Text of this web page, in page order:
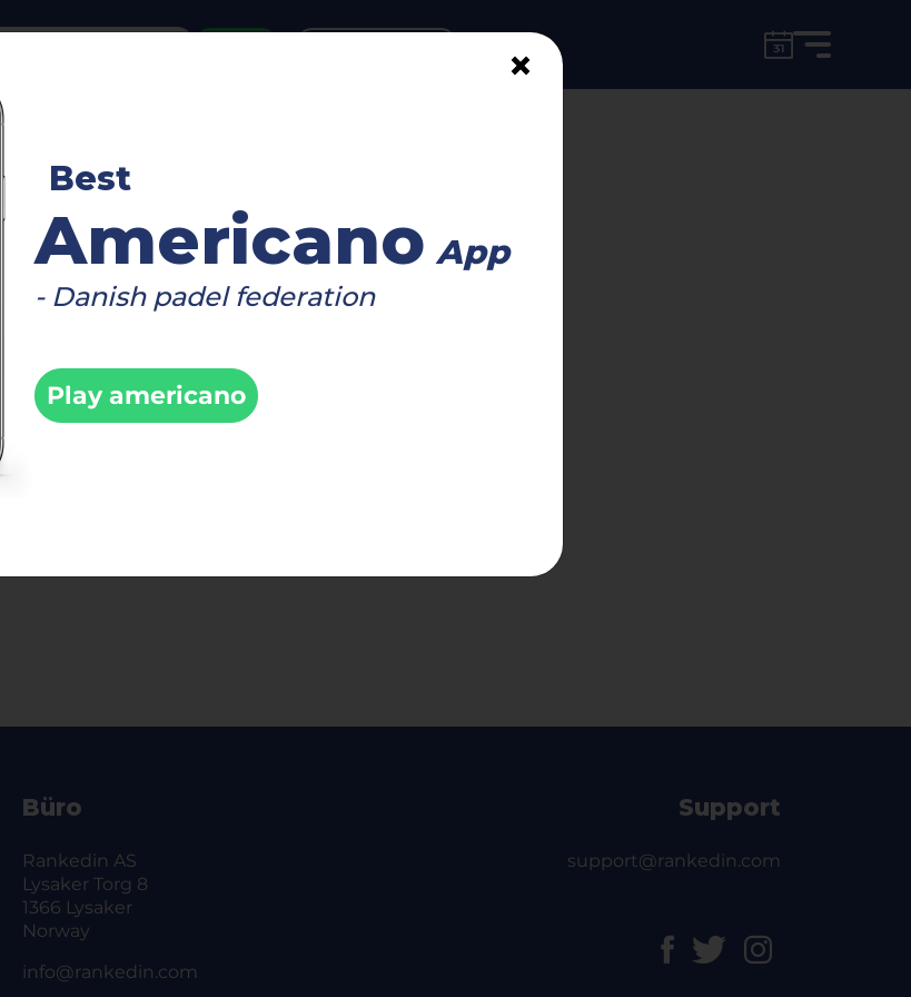
- [EARLY BIRD] - Padelon Mülheim
Beim Turnier anmelden
×
Best
Americano App
- Danish padel federation
Play americano
Büro
Rankedin AS
Lysaker Torg 8
1366 Lysaker
Norway
info@rankedin.com
Support
support@rankedin.com